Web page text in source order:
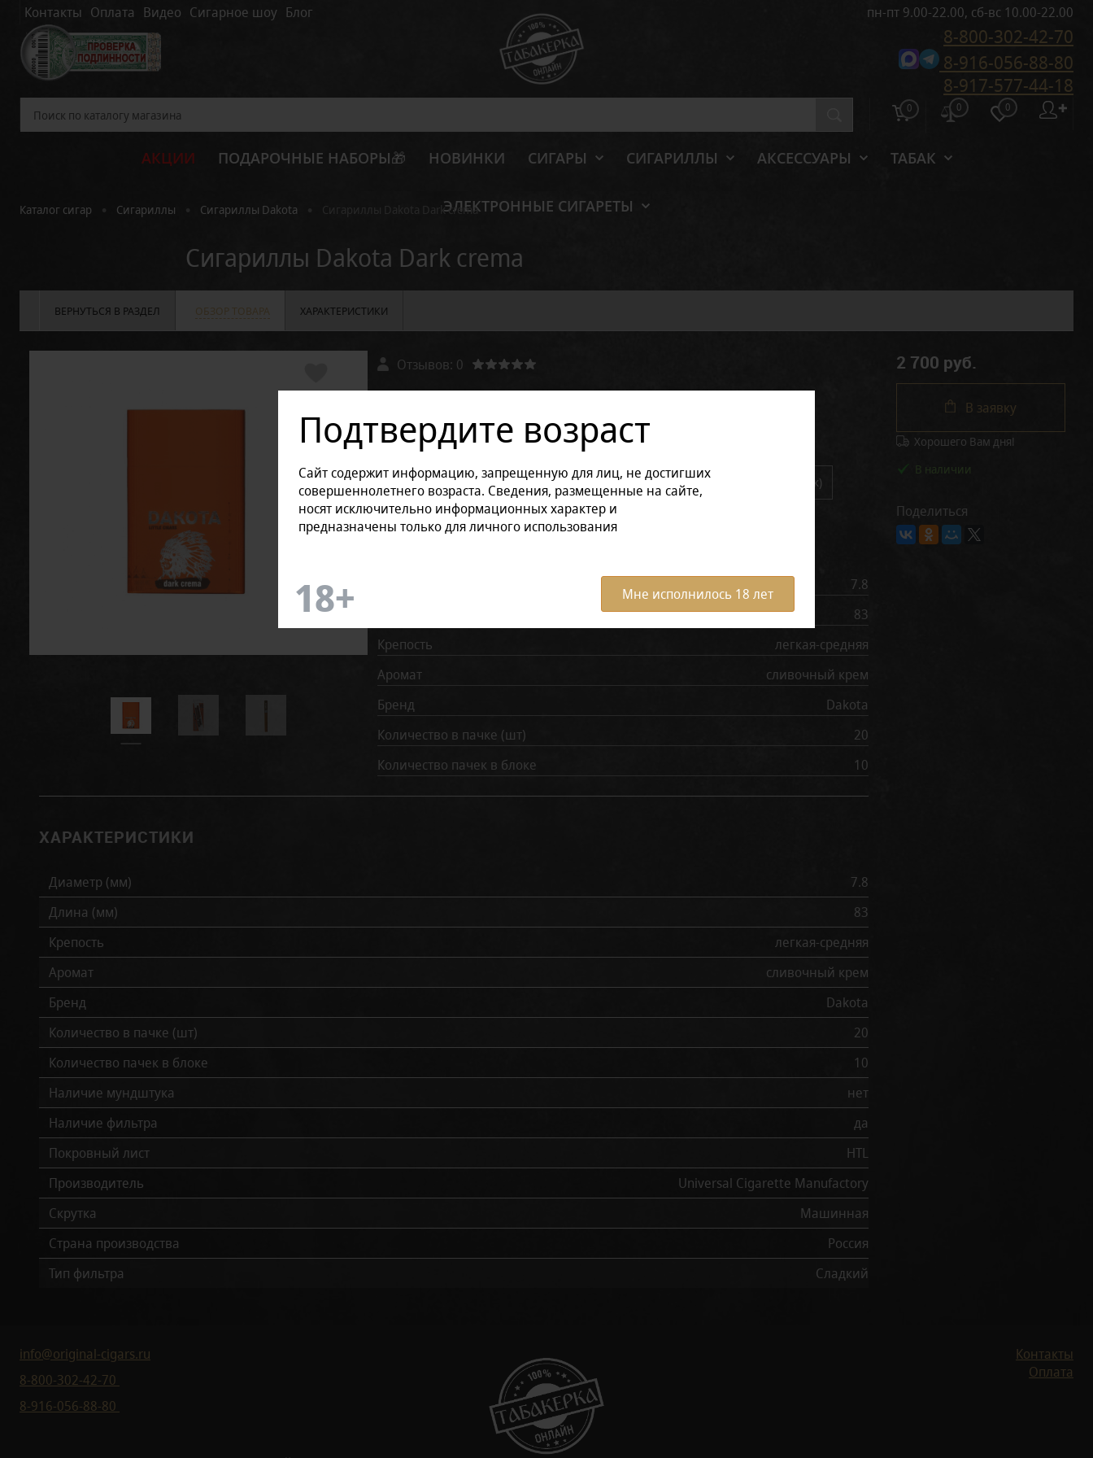
Контакты Оплата Видео Сигарное шоу Блог пн-пт 9.00-22.00, сб-вс 10.00-22.00
8-800-302-42-70
8-916-056-88-80
8-917-577-44-18
0 0 0 ✚
АКЦИИ ПОДАРОЧНЫЕ НАБОРЫ🎁 НОВИНКИ СИГАРЫ СИГАРИЛЛЫ АКСЕССУАРЫ ТАБАК
ЭЛЕКТРОННЫЕ СИГАРЕТЫ
Каталог сигар Сигариллы Сигариллы Dakota Сигариллы Dakota Dark crema
Сигариллы Dakota Dark crema
Подтвердите возраст
Сайт содержит информацию, запрещенную для лиц, не достигших
совершеннолетнего возраста. Сведения, размещенные на сайте,
носят исключительно информационных характер и
предназначены только для личного использования
Мне исполнилось 18 лет
ВЕРНУТЬСЯ В РАЗДЕЛ ОБЗОР ТОВАРА ХАРАКТЕРИСТИКИ
Отзывов: 0
Размер продукции:
в блоке (10 штук) в пачке (20 штук) в пачке (2 штук) в блоке (20 штук)
7.8
83
Крепость
легкая-средняя
Аромат
сливочный крем
Бренд
Dakota
Количество в пачке (шт)
20
Количество пачек в блоке
10
ХАРАКТЕРИСТИКИ
Диаметр (мм)
7.8
Длина (мм)
83
Крепость
легкая-средняя
Аромат
сливочный крем
Бренд
Dakota
Количество в пачке (шт)
20
Количество пачек в блоке
10
Наличие мундштука
нет
Наличие фильтра
да
Покровный лист
HTL
Производитель
Universal Cigarette Manufactory
Скрутка
Машинная
Страна производства
Россия
Тип фильтра
Сладкий
2 700 руб.
В заявку
Хорошего Вам дня!
В наличии
Поделиться
info@original-cigars.ru
8-800-302-42-70
8-916-056-88-80
Контакты
Оплата